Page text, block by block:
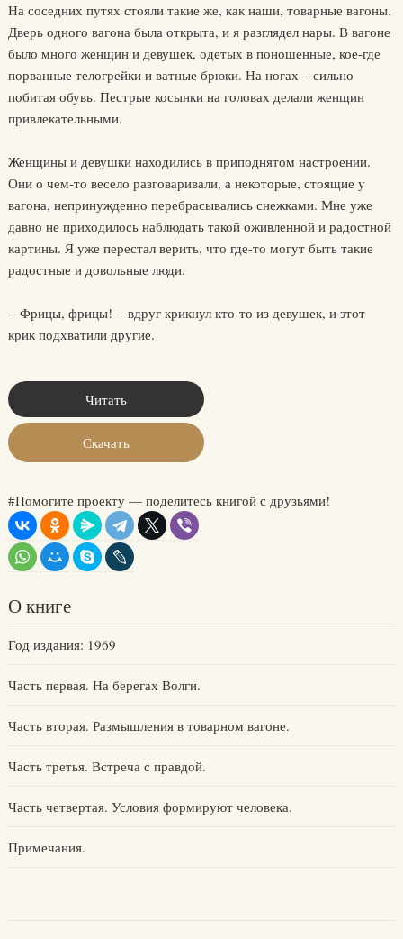
На соседних путях стояли такие же, как наши, товарные вагоны.
Дверь одного вагона была открыта, и я разглядел нары. В вагоне
было много женщин и девушек, одетых в поношенные, кое-где
порванные телогрейки и ватные брюки. На ногах – сильно
побитая обувь. Пестрые косынки на головах делали женщин
привлекательными.
Женщины и девушки находились в приподнятом настроении.
Они о чем-то весело разговаривали, а некоторые, стоящие у
вагона, непринужденно перебрасывались снежками. Мне уже
давно не приходилось наблюдать такой оживленной и радостной
картины. Я уже перестал верить, что где-то могут быть такие
радостные и довольные люди.
– Фрицы, фрицы! – вдруг крикнул кто-то из девушек, и этот
крик подхватили другие.
Читать
Скачать
#Помогите проекту — поделитесь книгой с друзьями!
О книге
Год издания: 1969
Часть первая. На берегах Волги.
Часть вторая. Размышления в товарном вагоне.
Часть третья. Встреча с правдой.
Часть четвертая. Условия формируют человека.
Примечания.